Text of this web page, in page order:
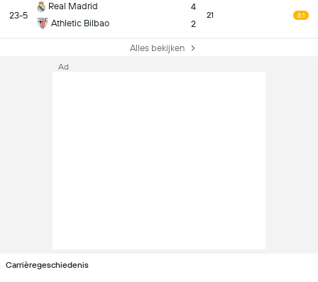
23-5
Real Madrid
Athletic Bilbao
4
2
21 6.1
Alles bekijken
Carrièregeschiedenis
Ad